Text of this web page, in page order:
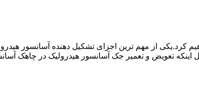
کرد.یکی از مهم ترین اجزای تشکیل دهنده آسانسور
اینکه تعویض و تعمیر جک آسانسور هیدرولیک در چاهک